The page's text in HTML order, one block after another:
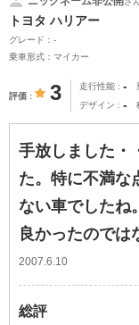
トヨタ ハリアー
グレード：-
乗車形式：マイカー
評価 3 走行性能 -
デザイン -
手放しました・
た。特に不満な
ない車でしたね
良かったのでは
2007.6.10
総評